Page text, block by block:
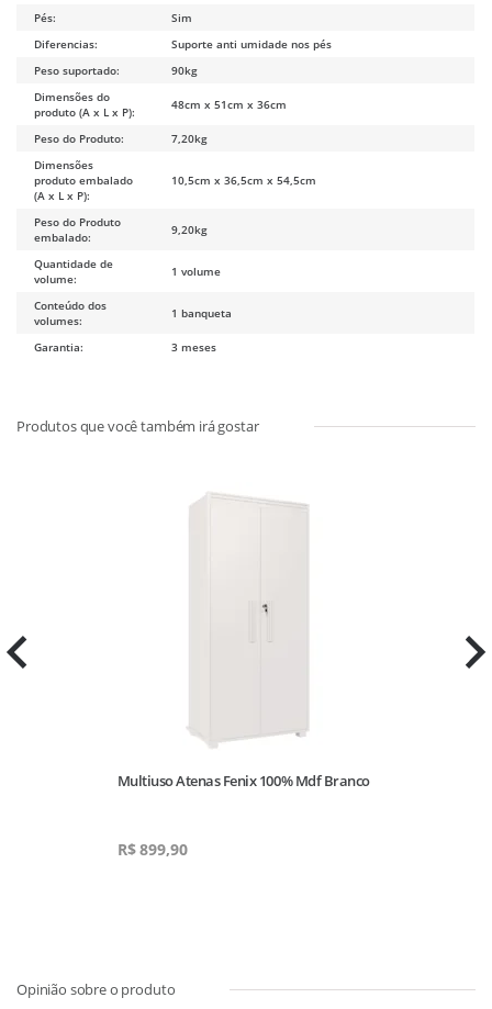
Pés:
Sim
Diferencias:
Suporte anti umidade nos pés
Peso suportado:
90kg
Dimensões do
produto (A x L x P):
48cm x 51cm x 36cm
Peso do Produto:
7,20kg
Dimensões
produto embalado
(A x L x P):
10,5cm x 36,5cm x 54,5cm
Peso do Produto
embalado:
9,20kg
Quantidade de
volume:
1 volume
Conteúdo dos
volumes:
1 banqueta
Garantia: 3 meses
Multiuso Atenas Fenix 100% Mdf Branco
R$899,90